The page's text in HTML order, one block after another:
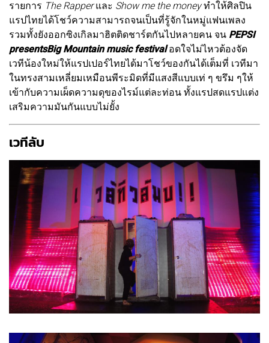
รายการ The Rapperและ Show me the moneyทำให้ศิลปิน
แรปไทยได้โชว์ความสามารถจนเป็นที่รู้จักในหมู่แฟนเพลง
รวมทั้งยังออกซิงเกิลมาฮิตติดชาร์ตกันไปหลายคน จน PEPSI
presentsBig Mountain music festival อดใจไม่ไหวต้องจัด
เวทีน้องใหม่ให้แรปเปอร์ไทยได้มาโชว์ของกันได้เต็มที่ เวทีมา
ในทรงสามเหลี่ยมเหมือนพีระมิดที่มีแสงสีแบบเท่ ๆ ขรึม ๆให้
เข้ากับความเผ็ดความดุของไรม์แต่ละท่อน ทั้งแรปสดแรปแต่ง
เสริมความมันกันแบบไม่ยั้ง
เวทีลับ